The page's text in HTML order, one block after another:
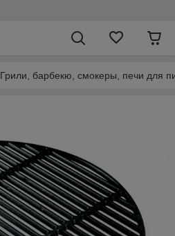
Грили, барбекю, смокеры, печи для